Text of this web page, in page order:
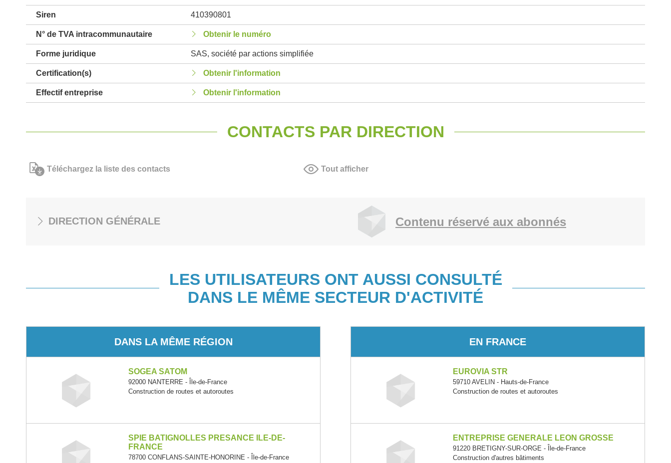
Siren 410390801
N° de TVA intracommunautaire Obtenir le numéro
Forme juridique SAS, société par actions simplifiée
Certification(s) Obtenir l'information
Effectif entreprise Obtenir l'information
CONTACTS PAR DIRECTION
Téléchargez la liste des contacts Tout afficher
DIRECTION GÉNÉRALE Contenu réservé aux abonnés
LES UTILISATEURS ONT AUSSI CONSULTÉ
DANS LE MÊME SECTEUR D'ACTIVITÉ
DANS LA MÊME RÉGION
SOGEA SATOM
92000 NANTERRE - Île-de-France
Construction de routes et autoroutes
SPIE BATIGNOLLES PRESANCE ILE-DE-
FRANCE
78700 CONFLANS-SAINTE-HONORINE - Île-de-France
EN FRANCE
EUROVIA STR
59710 AVELIN - Hauts-de-France
Construction de routes et autoroutes
ENTREPRISE GENERALE LEON GROSSE
91220 BRETIGNY-SUR-ORGE - Île-de-France
Construction d'autres bâtiments